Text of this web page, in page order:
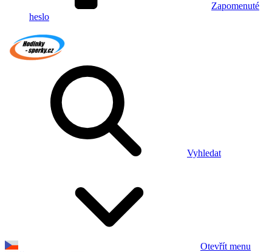
Zapomenuté
heslo
Vyhledat
Otevřít menu